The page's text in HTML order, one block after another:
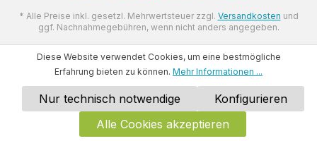
* Alle Preise inkl. gesetzl. Mehrwertsteuer zzgl. Versandkosten und
ggf. Nachnahmegebühren, wenn nicht anders angegeben.
Diese Website verwendet Cookies, um eine bestmögliche
Erfahrung bieten zu können. Mehr Informationen ...
Nur technisch notwendige
Konfigurieren
Alle Cookies akzeptieren